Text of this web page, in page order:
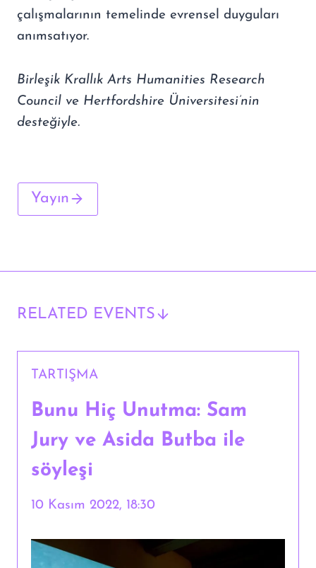
çalışmalarının temelinde evrensel duyguları
anımsatıyor.
Birleşik Krallık Arts Humanities Research
Council ve Hertfordshire Üniversitesi’nin
desteğiyle.
Yayın
RELATED EVENTS
TARTIŞMA
Bunu Hiç Unutma: Sam
Jury ve Asida Butba ile
söyleşi
10 Kasım 2022, 18:30